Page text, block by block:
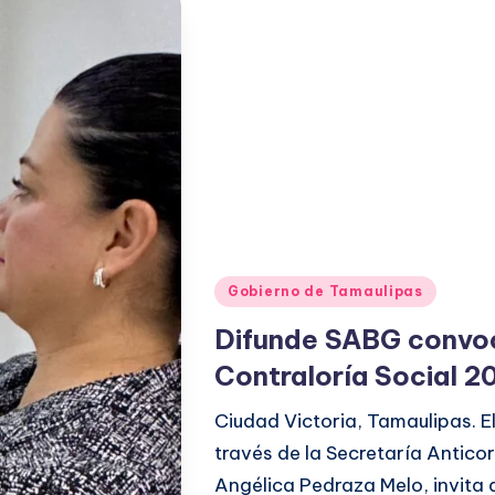
Publicado
Gobierno de Tamaulipas
Difunde SABG
Contraloría Social
Ciudad Victoria, Tamaulipas.
través de la Secretaría
Angélica Pedraza Melo, invita